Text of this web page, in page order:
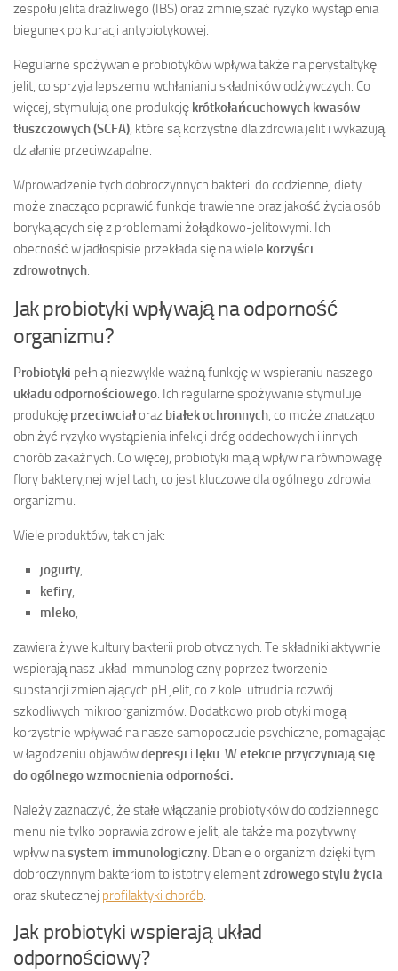
zespołu jelita drażliwego (IBS) oraz zmniejszać ryzyko wystąpienia
biegunek po kuracji antybiotykowej.
Regularne spożywanie probiotyków wpływa także na perystaltykę
jelit, co sprzyja lepszemu wchłanianiu składników odżywczych. Co
więcej, stymulują one produkcję krótkołańcuchowych kwasów
tłuszczowych (SCFA) , które są korzystne dla zdrowia jelit i wykazują
działanie przeciwzapalne.
Wprowadzenie tych dobroczynnych bakterii do codziennej diety
może znacząco poprawić funkcje trawienne oraz jakość życia osób
borykających się z problemami żołądkowo-jelitowymi. Ich
obecność w jadłospisie przekłada się na wiele korzyści
zdrowotnych
Jak probiotyki wpływają na odporność
organizmu?
Probiotyki pełnią niezwykle ważną funkcję w wspieraniu naszego
układu odpornościowego . Ich regularne spożywanie stymuluje
produkcję przeciwciałoraz białek ochronnych , co może znacząco
obniżyć ryzyko wystąpienia infekcji dróg oddechowych i innych
chorób zakaźnych. Co więcej, probiotyki mają wpływ na równowagę
flory bakteryjnej w jelitach, co jest kluczowe dla ogólnego zdrowia
organizmu.
Wiele produktów, takich jak:
jogurty
kefiry
mleko
zawiera żywe kultury bakterii probiotycznych. Te składniki aktywnie
wspierają nasz układ immunologiczny poprzez tworzenie
substancji zmieniających pH jelit, co z kolei utrudnia rozwój
szkodliwych mikroorganizmów. Dodatkowo probiotyki mogą
korzystnie wpływać na nasze samopoczucie psychiczne, pomagając
w łagodzeniu objawówdepresji i lęku W efekcie przyczyniają się
do ogólnego wzmocnienia odporności.
Należy zaznaczyć, że stałe włączanie probiotyków do codziennego
menu nie tylko poprawia zdrowie jelit, ale także ma pozytywny
wpływ nasystem immunologiczny . Dbanie o organizm dzięki tym
dobroczynnym bakteriom to istotny elementzdrowego stylu życia
oraz skutecznej profilaktyki chorób
Jak probiotyki wspierają układ
odpornościowy?